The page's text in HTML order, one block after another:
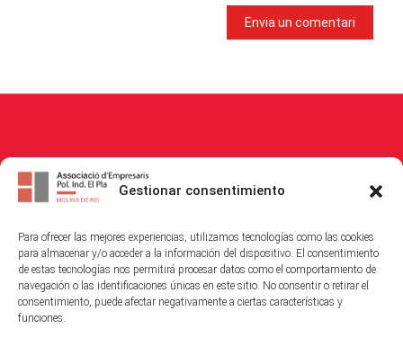
Gestionar consentimiento
Para ofrecer las mejores experiencias, utilizamos tecnologías como las cookies
para almacenar y/o acceder a la información del dispositivo. El consentimiento
de estas tecnologías nos permitirá procesar datos como el comportamiento de
navegación o las identificaciones únicas en este sitio. No consentir o retirar el
consentimiento, puede afectar negativamente a ciertas características y
funciones.
© 2026Associació Empresaris i Propietaris Polígon Industrial El Pla
Rights Reserved.
Política de Cookies|Política de Privacitat|Avis Legal